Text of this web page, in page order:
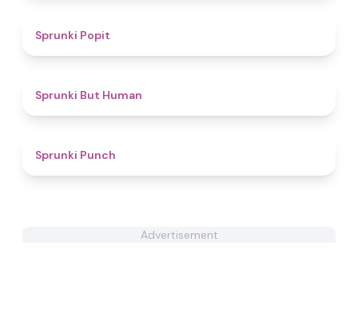
Sprunki Popit
Sprunki But Human
Sprunki Punch
Advertisement